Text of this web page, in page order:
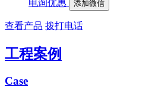
电询优惠
添加微信
查看产品 拨打电话
工程案例
Case